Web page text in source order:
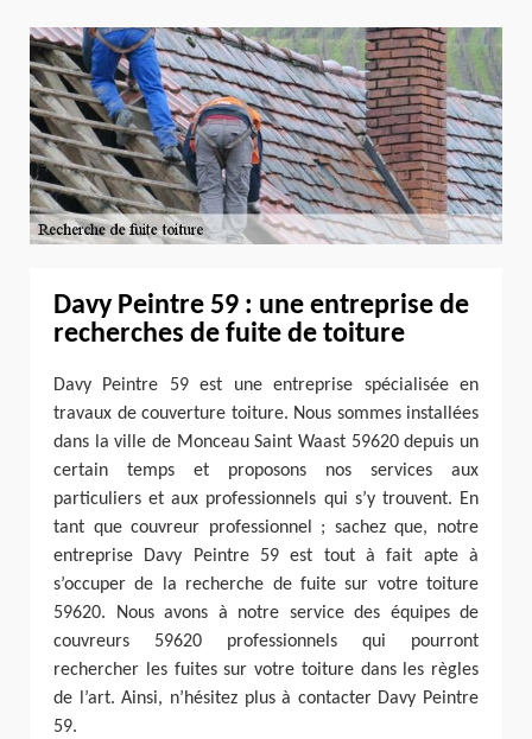
Davy Peintre 59 : une entreprise de
recherches de fuite de toiture
Davy Peintre 59 est une entreprise spécialisée en
travaux de couverture toiture. Nous sommes installées
dans la ville de Monceau Saint Waast 59620 depuis un
certain temps et proposons nos services aux
particuliers et aux professionnels qui s’y trouvent. En
tant que couvreur professionnel ; sachez que, notre
entreprise Davy Peintre 59 est tout à fait apte à
s’occuper de la recherche de fuite sur votre toiture
59620. Nous avons à notre service des équipes de
couvreurs 59620 professionnels qui pourront
rechercher les fuites sur votre toiture dans les règles
de l’art. Ainsi, n’hésitez plus à contacter Davy Peintre
59.